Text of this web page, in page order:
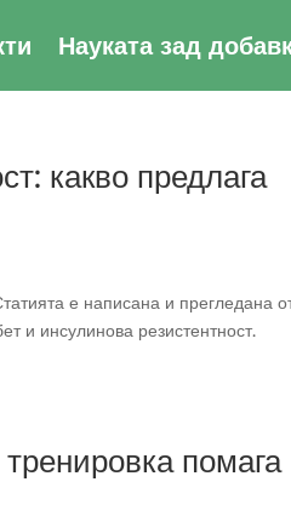
Науката зад
какво предлага
е написана и прегледана
и инсулинова резистентност.
помага